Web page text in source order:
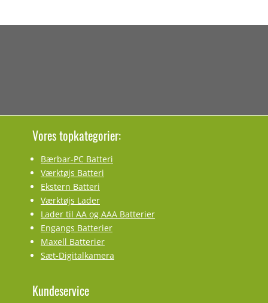
Vores topkategorier:
Bærbar-PC Batteri
Værktøjs Batteri
Ekstern Batteri
Værktøjs Lader
Lader til AA og AAA Batterier
Engangs Batterier
Maxell Batterier
Sæt-Digitalkamera
Kundeservice